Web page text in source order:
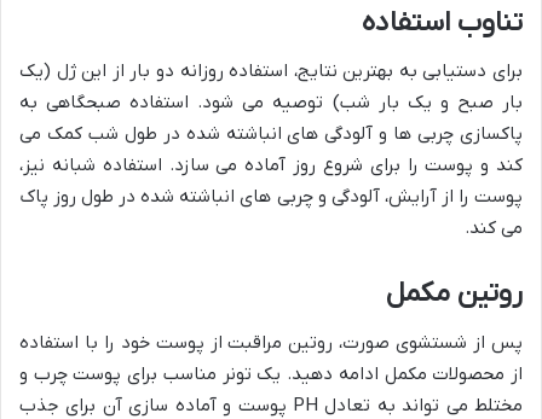
تناوب استفاده
برای دستیابی به بهترین نتایج، استفاده روزانه دو بار از این ژل (یک
بار صبح و یک بار شب) توصیه می شود. استفاده صبحگاهی به
پاکسازی چربی ها و آلودگی های انباشته شده در طول شب کمک می
کند و پوست را برای شروع روز آماده می سازد. استفاده شبانه نیز،
پوست را از آرایش، آلودگی و چربی های انباشته شده در طول روز پاک
می کند.
روتین مکمل
پس از شستشوی صورت، روتین مراقبت از پوست خود را با استفاده
از محصولات مکمل ادامه دهید. یک تونر مناسب برای پوست چرب و
مختلط می تواند به تعادل PH پوست و آماده سازی آن برای جذب